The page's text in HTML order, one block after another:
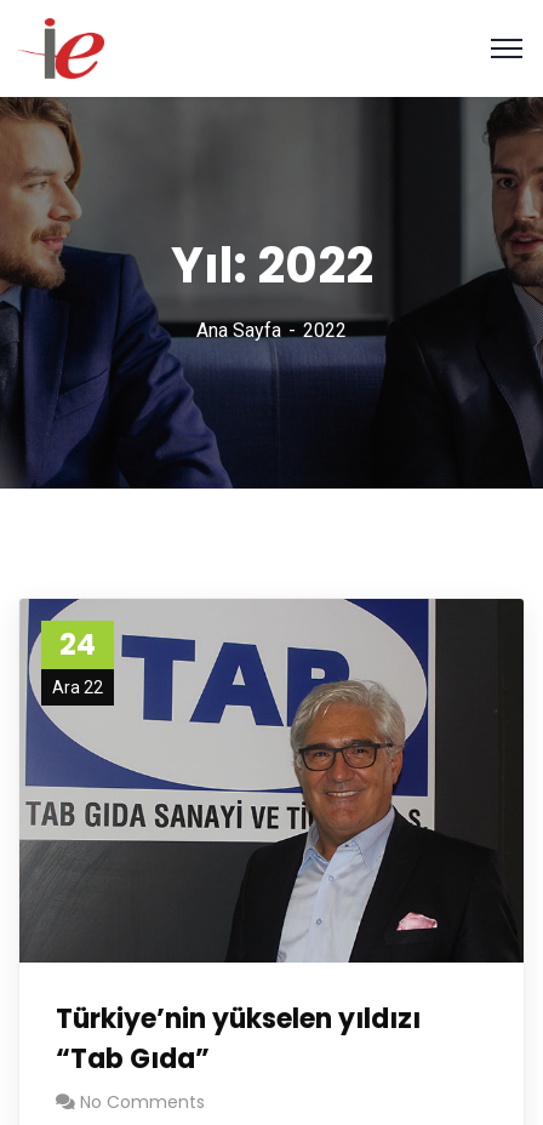
Yıl: 2022
Ana Sayfa 2022
24
Ara 22
Türkiye’nin yükselen yıldızı
“Tab Gıda”
No Comments